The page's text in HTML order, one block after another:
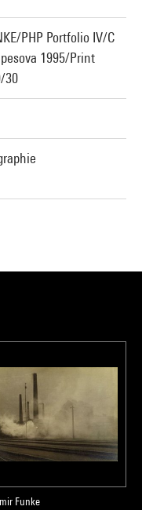
PHP Portfolio IV/C
1995/Print
30
Funke